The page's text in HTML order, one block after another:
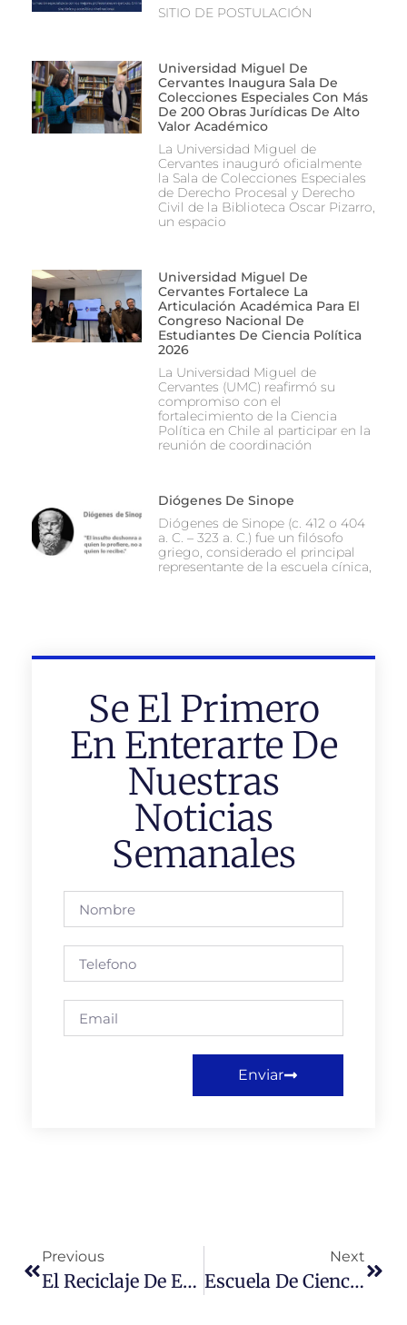
SITIO DE POSTULACIÓN
Universidad Miguel De
Cervantes Inaugura Sala De
Colecciones Especiales Con Más
De 200 Obras Jurídicas De Alto
Valor Académico
La Universidad Miguel de
Cervantes inauguró oficialmente
la Sala de Colecciones Especiales
de Derecho Procesal y Derecho
Civil de la Biblioteca Oscar Pizarro,
un espacio
Universidad Miguel De
Cervantes Fortalece La
Articulación Académica Para El
Congreso Nacional De
Estudiantes De Ciencia Política
2026
La Universidad Miguel de
Cervantes (UMC) reafirmó su
compromiso con el
fortalecimiento de la Ciencia
Política en Chile al participar en la
reunión de coordinación
Diógenes De Sinope
Diógenes de Sinope (c. 412 o 404
a. C. – 323 a. C.) fue un filósofo
griego, considerado el principal
representante de la escuela cínica,
Se El Primero
En Enterarte De
Nuestras
Noticias
Semanales
Enviar
Previous
El Reciclaje De Equipos Computacionales, Un Desafío De Futuro
Next
Escuela De Ciencia Política Y Administración Pública Realiza Con Éxito El Primer Seminarios Para Funcionarios Públicos